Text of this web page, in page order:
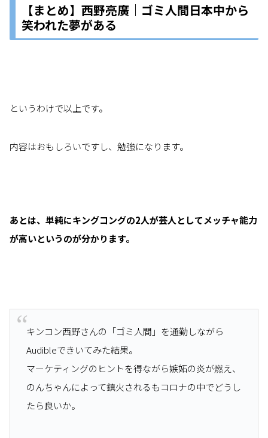
【まとめ】西野亮廣｜ゴミ人間日本中から
笑われた夢がある
というわけで以上です。
内容はおもしろいですし、勉強になります。
あとは、単純にキングコングの2人が芸人としてメッチャ能力
が高いというのが分かります。
キンコン西野さんの「ゴミ人間」を通勤しながら
Audibleできいてみた結果。
マーケティングのヒントを得ながら嫉妬の炎が燃え、
のんちゃんによって鎮火されるもコロナの中でどうし
たら良いか。